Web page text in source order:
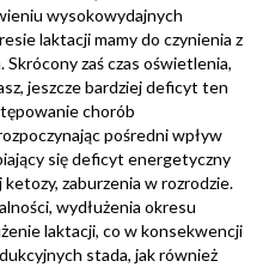
wysokowydajnych
laktacji mamy do czynienia z
zaś czas oświetlenia,
jeszcze bardziej deficyt ten
chorób
pośredni wpływ
się deficyt energetyczny
zaburzenia w rozrodzie.
wydłużenia okresu
laktacji, co w konsekwencji
stada, jak również